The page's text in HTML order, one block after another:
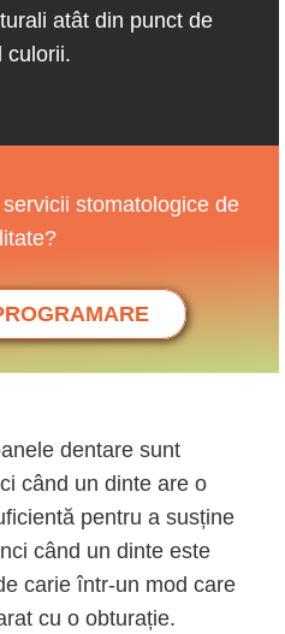
atât din punct de
culorii.
stomatologice de
dentare sunt
când un dinte are o
pentru a susține
când un dinte este
carie într-un mod care
cu o obturație.